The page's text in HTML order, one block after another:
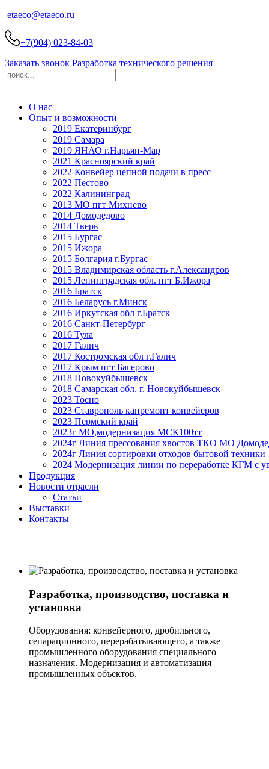
etaeco@etaeco.ru
+7(904) 023-84-03
Заказать звонок Разработка технического решения
О нас
Опыт и возможности
2019 Екатеринбург
2019 Самара
2019 ЯНАО г.Нарьян-Мар
2021 Красноярский край
2022 Конвейер цепной подачи в пресс
2022 Пестово
2022 Калининград
2013 МО пгт Михнево
2014 Домодедово
2014 Тверь
2015 Бургас
2015 Ижора
2015 Болгария г.Бургас
2015 Владимирская область г.Александров
2015 Ленинградская обл. пгт Б.Ижора
2016 Братск
2016 Беларусь г.Минск
2016 Иркутская обл г.Братск
2016 Санкт-Петербург
2016 Тула
2017 Галич
2017 Костромская обл г.Галич
2017 Крым пгт Багерово
2018 Новокуйбышевск
2018 Самарская обл. г. Новокуйбышевск
2023 Тосно
2023 Ставрополь капремонт конвейеров
2023 Пермский край
2023г МО,модернизация МСК100тт
2024г Линия прессования хвостов ТКО МО
2024г Линия сортировки отходов бытовой техники
2024 Модернизация линии по переработке КГМ с
Продукция
Новости отрасли
Статьи
Выставки
Контакты
Разработка, производство, поставка и
установка
Оборудования: конвейерного, дробильного,
сепарационного, перерабатывающего, а также
промышленного оборудования специального
назначения. Модернизация и автоматизация
промышленных объектов.